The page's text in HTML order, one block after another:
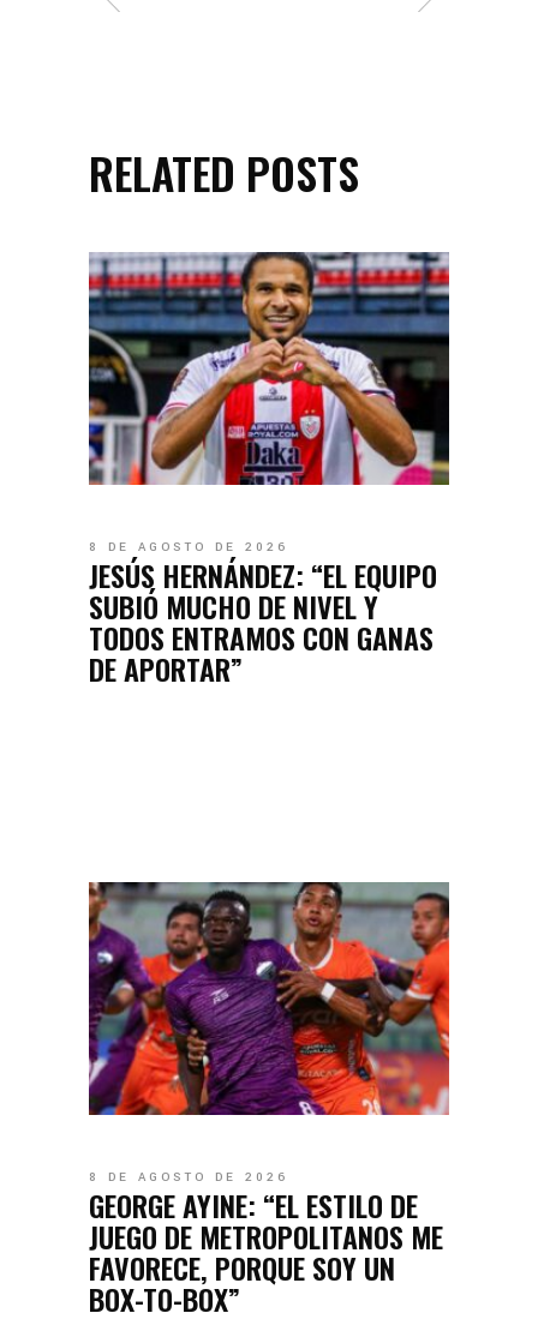
RELATED POSTS
8 DE AGOSTO DE 2026
JESÚS HERNÁNDEZ: “EL EQUIPO
SUBIÓ MUCHO DE NIVEL Y
TODOS ENTRAMOS CON GANAS
DE APORTAR”
8 DE AGOSTO DE 2026
GEORGE AYINE: “EL ESTILO DE
JUEGO DE METROPOLITANOS ME
FAVORECE, PORQUE SOY UN
BOX-TO-BOX”